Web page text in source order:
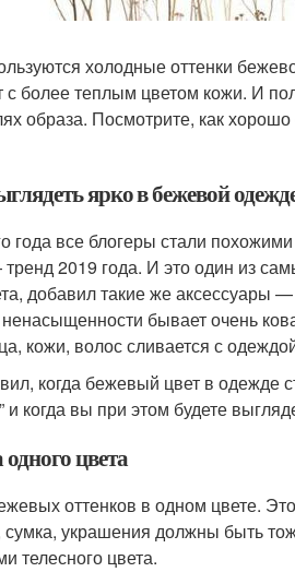
холодные оттенки
с более теплым цветом кожи. И
образа. Посмотрите, как
ярко в бежевой
все блогеры стали похожими
2019 года. И это один из
добавил такие же аксессуары
бывает очень
кожи, волос сливается с
когда бежевый цвет в одежде
и когда вы при этом будете
цвета
оттенков в одном цвете.
сумка, украшения должны быть
телесного цвета.